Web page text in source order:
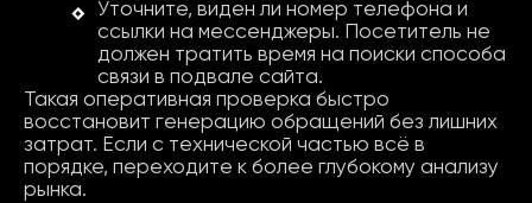
Уточните, виден ли номер телефона и
ссылки на мессенджеры. Посетитель не
должен тратить время на поиски способа
связи в подвале сайта.
Такая оперативная проверка быстро
восстановит генерацию обращений без лишних
затрат. Если с технической частью всё в
порядке, переходите к более глубокому анализу
рынка.